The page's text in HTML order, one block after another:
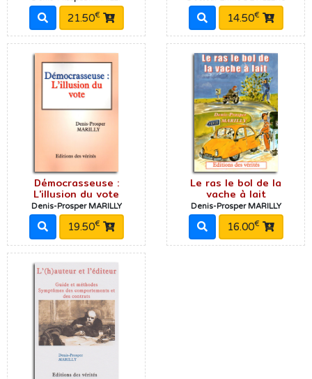
21.50€ 14.50€
Démocrasseuse :
L'illusion du vote
Denis-Prosper MARILLY
19.50€
Le ras le bol de la
vache à lait
Denis-Prosper MARILLY
16.00€